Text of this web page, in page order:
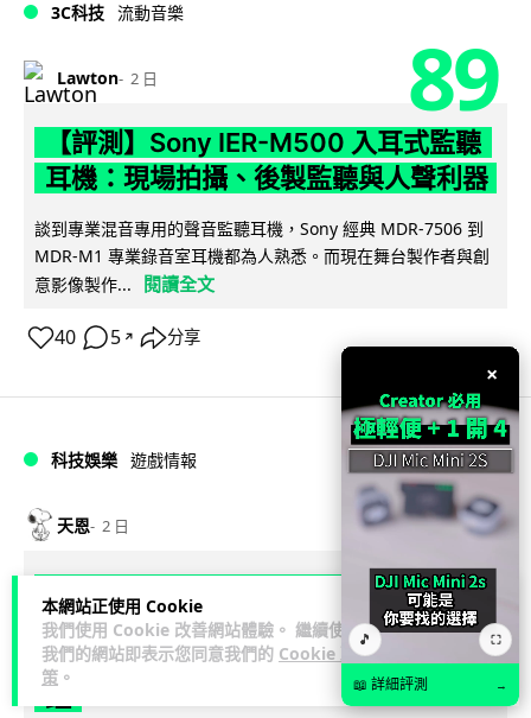
本網站正使用 Cookie
我們使用 Cookie 改善網站體驗。 繼續使用
我們的網站即表示您同意我們的 Cookie 政
策 。
3C科技 流動音樂
Lawton 2 日 89
【評測】Sony IER-M500 入耳式監聽
耳機：現場拍攝、後製監聽與人聲利器
談到專業混音專用的聲音監聽耳機，Sony 經典 MDR-7506 到
MDR-M1 專業錄音室耳機都為人熟悉。而現在舞台製作者與創
意影像製作...
閱讀全文
40 5 ↗ 分享
科技娛樂 遊戲情報
天恩 2 日
《魔獸世界：至暗之夜》12.1 「烏拉特
克的詛咒」專訪：巢穴不為提高世界首
領門檻而設 《諸王之眠》縮短約 10 分
×
🎵 ⛶
📖 詳細評測 →